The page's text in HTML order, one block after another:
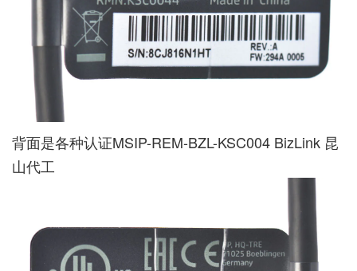
背面是各种认证MSIP-REM-BZL-KSC004 BizLink 昆
山代工